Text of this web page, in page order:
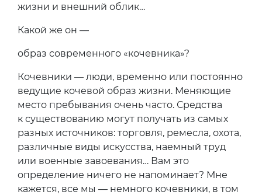
жизни и внешний облик…
Какой же он —
образ современного «кочевника»?
Кочевники — люди, временно или постоянно
ведущие кочевой образ жизни. Меняющие
место пребывания очень часто. Средства
к существованию могут получать из самых
разных источников: торговля, ремесла, охота,
различные виды искусства, наемный труд
или военные завоевания… Вам это
определение ничего не напоминает? Мне
кажется, все мы — немного кочевники, в том